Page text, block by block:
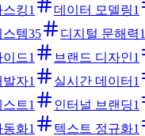
킹1 데이터 모델링1
템35 디지털 문해력1
이드1 브랜드 디자인1
발자1 실시간 데이터 1
트1 인터널 브랜딩1
동화1 텍스트 정규화1